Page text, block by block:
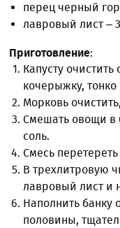
перец черный
лавровый лист –
Приготовление:
Капусту очистить
кочерыжку,
Морковь
Смешать овощи в
соль.
Смесь
В трехлитровую
лавровый лист и
Наполнить
половины,